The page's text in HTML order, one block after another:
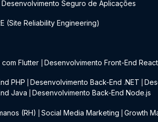
Desenvolvimento Seguro de Aplicações
(Site Reliability Engineering)
Flutter Desenvolvimento Front-End React
PHP Desenvolvimento Back-End .NET
Java Desenvolvimento Back-End Node.js
(RH) Social Media Marketing Growth